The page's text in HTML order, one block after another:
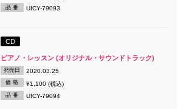
品 番 UICY-79093
CD
ピアノ・レッスン (オリジナル・サウンドトラック)
発売日 2020.03.25
価 格 ¥1,100 (税込)
品 番 UICY-79094